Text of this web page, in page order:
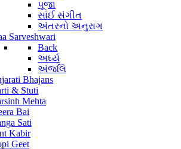
પૂજા
સાંઈ સંગીત
અંતરનો અનુરાગ
Sarveshwari
Back
અર્ઘ્ય
અંજલિ
Bhajans
& Stuti
Mehta
Bai
Sati
Kabir
Geet